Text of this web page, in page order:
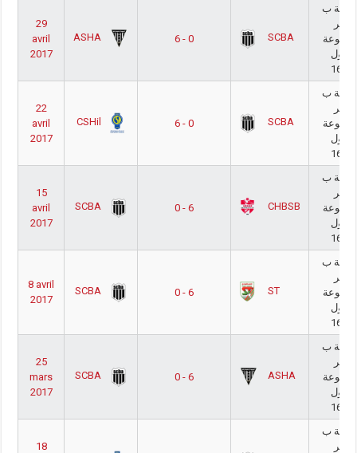
29
avril
2017
ASHA 6 - 0 SCBA
ب
أكابر
النزول
16/17
22
avril
2017
CSHil 6 - 0 SCBA
ب
أكابر
النزول
16/17
15
avril
2017
SCBA 0 - 6 CHBSB
ب
أكابر
النزول
16/17
8 avril
2017
SCBA 0 - 6 ST
ب
أكابر
النزول
16/17
25
mars
2017
SCBA 0 - 6 ASHA
ب
أكابر
النزول
16/17
18
ب
أكابر